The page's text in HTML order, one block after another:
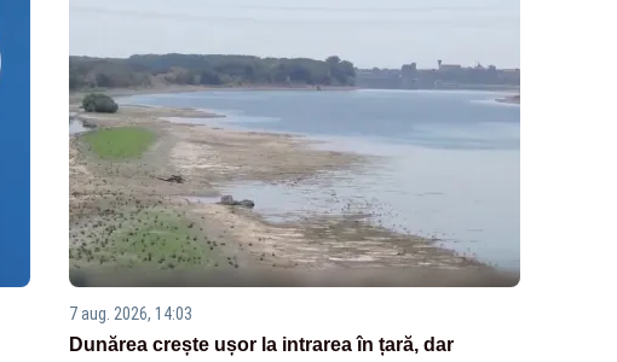
7 aug. 2026, 14:03
Dunărea crește ușor la intrarea în țară, dar